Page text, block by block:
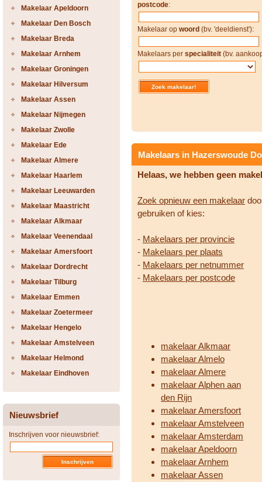
Makelaar Apeldoorn
Makelaar Den Bosch
Makelaar Breda
Makelaar Arnhem
Makelaar Groningen
Makelaar Hilversum
Makelaar Assen
Makelaar Nijmegen
Makelaar Zwolle
Makelaar Ede
Makelaar Almere
Makelaar Haarlem
Makelaar Leeuwarden
Makelaar Maastricht
Makelaar Alkmaar
Makelaar Veenendaal
Makelaar Amersfoort
Makelaar Dordrecht
Makelaar Tilburg
Makelaar Emmen
Makelaar Zoetermeer
Makelaar Hengelo
Makelaar Amstelveen
Makelaar Helmond
Makelaar Eindhoven
Nieuwsbrief
Inschrijven voor nieuwsbrief:
postcode:
Makelaar op woord (bv. 'deeldienst'):
Makelaars per specialiteit (bv.
Makelaars in Hazerswoude
Helaas, we hebben geen
Zoek opnieuw een makelaar
gebruiken of kies:
- Makelaars per provincie
- Makelaars per plaats
- Makelaars per netnummer
- Makelaars per postcode
makelaar Alkmaar
makelaar Almelo
makelaar Almere
makelaar Alphen aan
den Rijn
makelaar Amersfoort
makelaar Amstelveen
makelaar Amsterdam
makelaar Apeldoorn
makelaar Arnhem
makelaar Assen